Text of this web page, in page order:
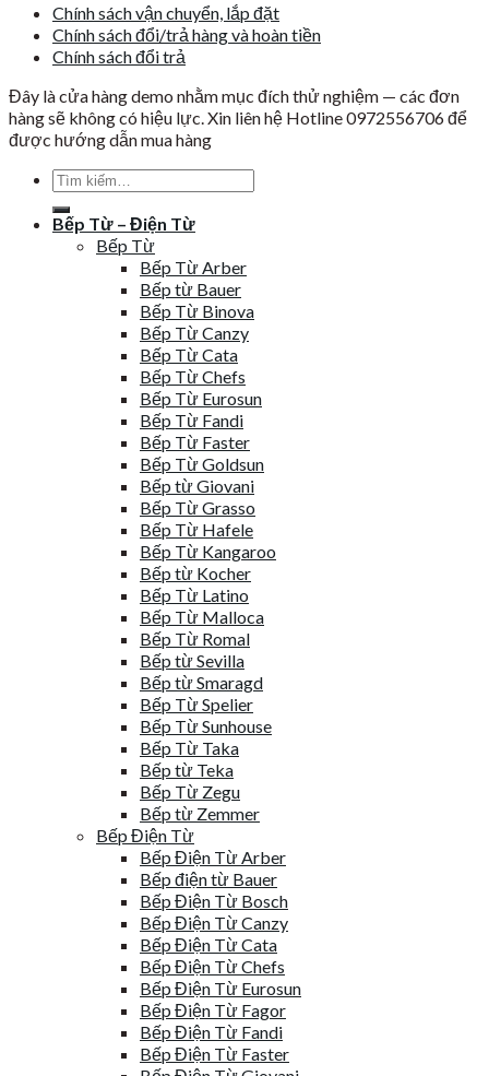
Chính sách vận chuyển, lắp đặt
Chính sách đổi/trả hàng và hoàn tiền
Chính sách đổi trả
Đây là cửa hàng demo nhằm mục đích thử nghiệm — các đơn
hàng sẽ không có hiệu lực. Xin liên hệ Hotline 0972556706 để
được hướng dẫn mua hàng
Tìm
kiếm:
Bếp Từ – Điện Từ
Bếp Từ
Bếp Từ Arber
Bếp từ Bauer
Bếp Từ Binova
Bếp Từ Canzy
Bếp Từ Cata
Bếp Từ Chefs
Bếp Từ Eurosun
Bếp Từ Fandi
Bếp Từ Faster
Bếp Từ Goldsun
Bếp từ Giovani
Bếp Từ Grasso
Bếp Từ Hafele
Bếp Từ Kangaroo
Bếp từ Kocher
Bếp Từ Latino
Bếp Từ Malloca
Bếp Từ Romal
Bếp từ Sevilla
Bếp từ Smaragd
Bếp Từ Spelier
Bếp Từ Sunhouse
Bếp Từ Taka
Bếp từ Teka
Bếp Từ Zegu
Bếp từ Zemmer
Bếp Điện Từ
Bếp Điện Từ Arber
Bếp điện từ Bauer
Bếp Điện Từ Bosch
Bếp Điện Từ Canzy
Bếp Điện Từ Cata
Bếp Điện Từ Chefs
Bếp Điện Từ Eurosun
Bếp Điện Từ Fagor
Bếp Điện Từ Fandi
Bếp Điện Từ Faster